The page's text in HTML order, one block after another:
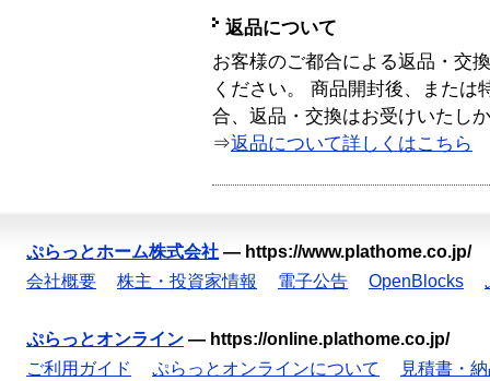
返品について
お客様のご都合による返品・交
ください。 商品開封後、または
合、返品・交換はお受けいたし
⇒返品について詳しくはこちら
ぷらっとホーム株式会社 — https://www.plathome.co.jp/
会社概要
株主・投資家情報 電子公告 OpenBlocks
ぷらっとオンライン — https://online.plathome.co.jp/
ご利用ガイド
ぷらっとオンラインについて
見積書・